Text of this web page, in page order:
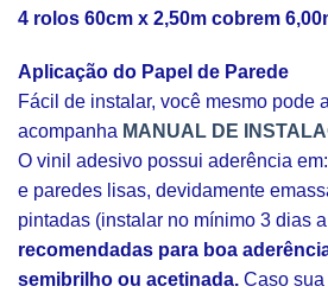
4 rolos 60cm x 2,50m cobrem
Aplicação do Papel de Parede
Fácil de instalar, você mesmo pode
acompanha MANUAL DE
O vinil adesivo possui aderência
e paredes lisas, devidamente
pintadas (instalar no mínimo 3 dias
recomendadas para boa
semibrilho ou acetinada. Caso sua